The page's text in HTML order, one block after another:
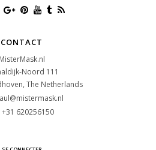
CONTACT
MisterMask.nl
Noord 111
The Netherlands
+31 620256150